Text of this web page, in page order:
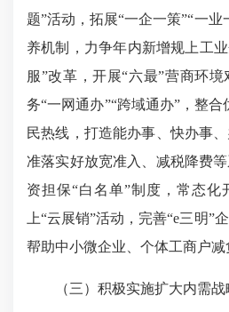
题”活动，拓展“一企一策”“一
养机制，力争年内新增规上工
服”改革，开展“六最”营商环
务“一网通办”“跨域通办”，整合
民热线，打造能办事、快办事
准落实好放宽准入、减税降费
资担保“白名单”制度，常态化
上“云展销”活动，完善“e三明”
帮助中小微企业、个体工商户减
（三）积极实施扩大内需战